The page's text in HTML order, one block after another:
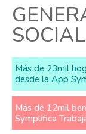
SOCIAL
Más de 23mil
desde la App
Más de 12mil
Symplifica